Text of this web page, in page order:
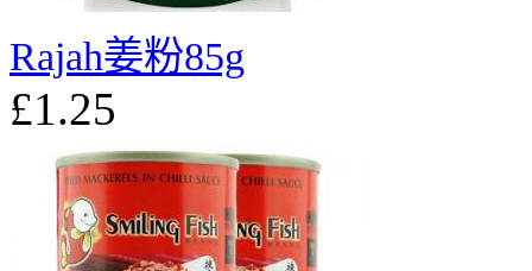
Rajah姜粉85g
£1.25